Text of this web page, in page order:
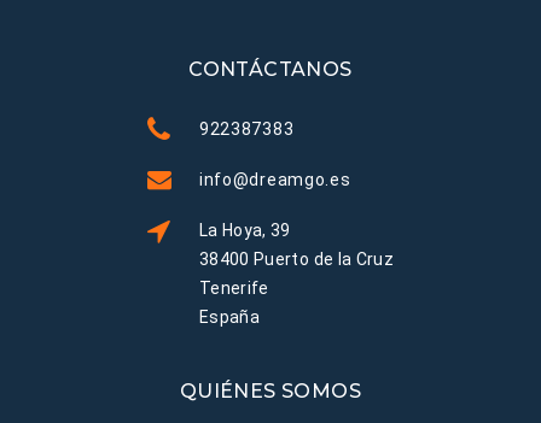
CONTÁCTANOS
922387383
info@dreamgo.es
La Hoya, 39
38400 Puerto de la Cruz
Tenerife
España
QUIÉNES SOMOS